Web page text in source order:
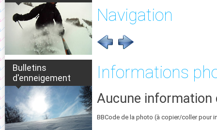
Bulletins
d'enneigement
Navigation
Informations
Aucune information
BBCode de la photo (à copier/coller pour